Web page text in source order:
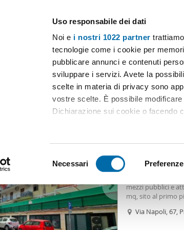
Uso responsabile dei dati
Noi e i nostri 1022 partner
tecnologie come i cookie per
pubblicare annunci e contenuti
sviluppare i servizi. Avete la
scelte in materia di privacy sono
vostre scelte. È possibile
Dichiarazione sui cookie o facendo
Identificare il tuo dispositivo,
(impronte digitali).
Approfondisci come vengono
dettagli. Puoi modificare o ritirare il
Utilizziamo i cookie per
e
e
z
i
Necessari Preferenze
affitto in tutta Italia
Prezzo
Appartamenti Affitto Catania Appartamento affitto
terrazzo catania (111 immobili)
Bilocale
mezzi pubblici e
mq, sito al primo
adiacente;
Via Napoli, 67,